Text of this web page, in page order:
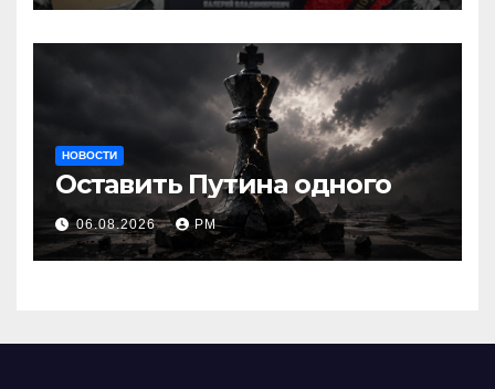
НОВОСТИ
Оставить Путина одного
06.08.2026 РМ